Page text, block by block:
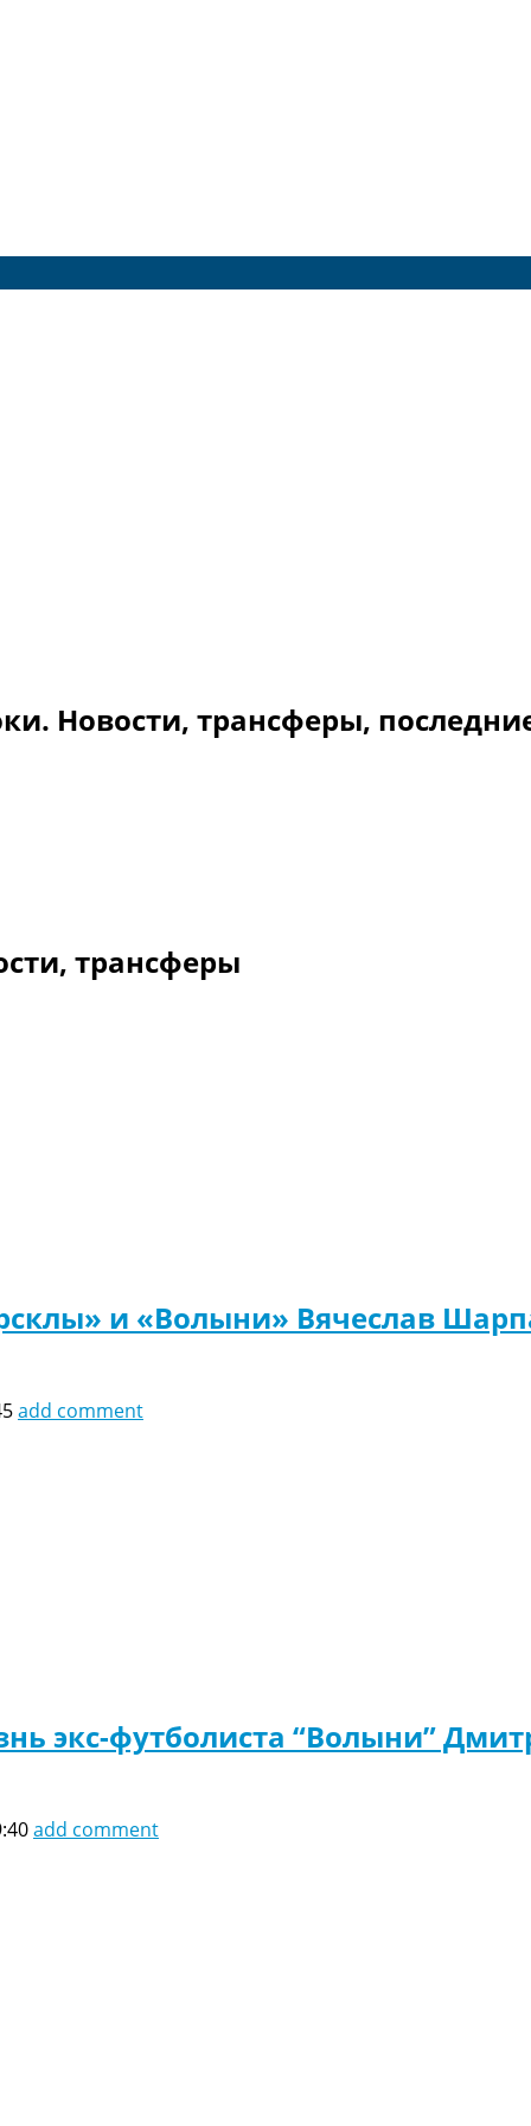
Новости, трансферы,
трансферы
и «Волыни» Вячеслав
add comment
экс-футболиста “Волыни”
add comment